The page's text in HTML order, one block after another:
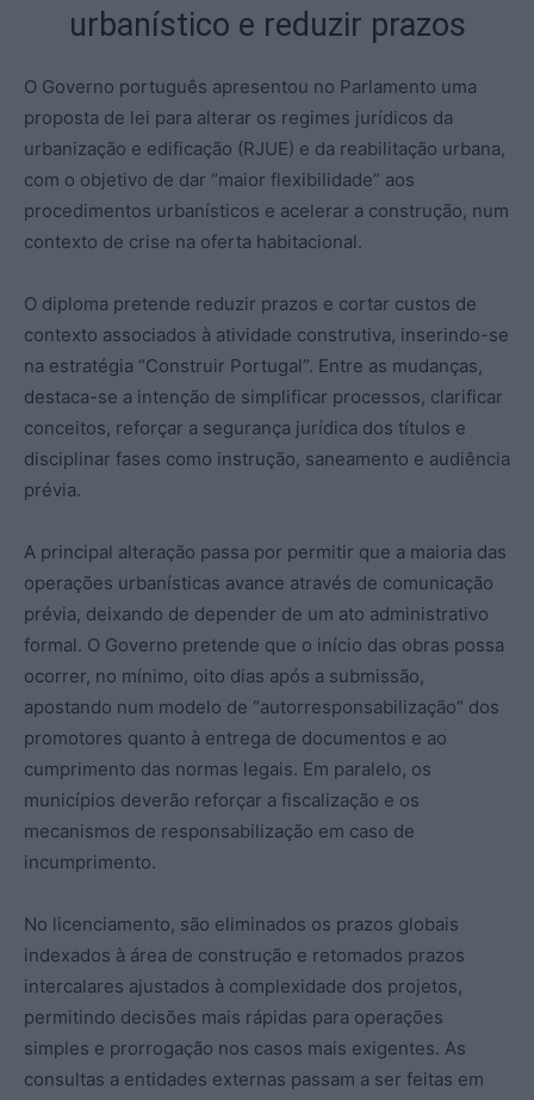
urbanístico e reduzir prazos
O Governo português apresentou no Parlamento uma
proposta de lei para alterar os regimes jurídicos da
urbanização e edificação (RJUE) e da reabilitação urbana,
com o objetivo de dar “maior flexibilidade” aos
procedimentos urbanísticos e acelerar a construção, num
contexto de crise na oferta habitacional.
O diploma pretende reduzir prazos e cortar custos de
contexto associados à atividade construtiva, inserindo-se
na estratégia “Construir Portugal”. Entre as mudanças,
destaca-se a intenção de simplificar processos, clarificar
conceitos, reforçar a segurança jurídica dos títulos e
disciplinar fases como instrução, saneamento e audiência
prévia.
A principal alteração passa por permitir que a maioria das
operações urbanísticas avance através de comunicação
prévia, deixando de depender de um ato administrativo
formal. O Governo pretende que o início das obras possa
ocorrer, no mínimo, oito dias após a submissão,
apostando num modelo de “autorresponsabilização” dos
promotores quanto à entrega de documentos e ao
cumprimento das normas legais. Em paralelo, os
municípios deverão reforçar a fiscalização e os
mecanismos de responsabilização em caso de
incumprimento.
No licenciamento, são eliminados os prazos globais
indexados à área de construção e retomados prazos
intercalares ajustados à complexidade dos projetos,
permitindo decisões mais rápidas para operações
simples e prorrogação nos casos mais exigentes. As
consultas a entidades externas passam a ser feitas em